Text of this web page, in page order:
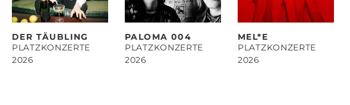
DER TÄUBLING
PLATZKONZERTE
2026
PALOMA 004
PLATZKONZERTE
2026
MEL*E
PLATZKONZERTE
2026